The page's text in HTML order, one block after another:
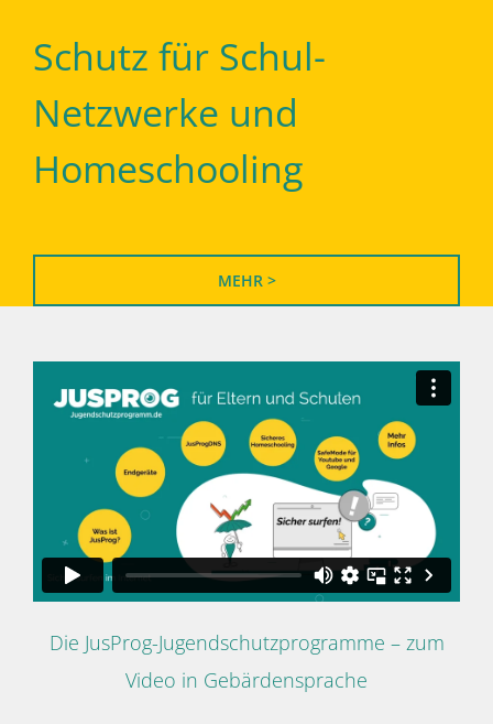
Schutz für Schul-
Netzwerke und
Homeschooling
MEHR >
Die JusProg-Jugendschutzprogramme – zum
Video in Gebärdensprache